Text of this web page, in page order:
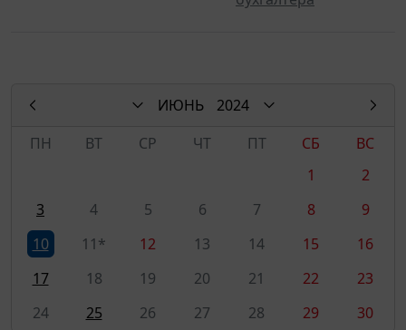
ИЮНЬ
2024
ПН
ВТ СР ЧТ ПТ СБ
ВС
1
2
3
4 5 6 7 8
9
10
11* 12 13 14 15
16
17
18 19 20 21 22
23
24
25 26 27 28 29 30